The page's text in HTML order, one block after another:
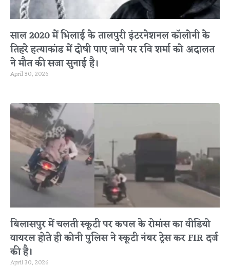
साल 2020 में भिलाई के तालपुरी इंटरनेशनल कॉलोनी के
तिहरे हत्याकांड में दोषी पाए जाने पर रवि शर्मा को अदालत
ने मौत की सजा सुनाई है।
April 30, 2026
बिलासपुर में चलती स्कूटी पर कपल के रोमांस का वीडियो
वायरल होते ही कोनी पुलिस ने स्कूटी नंबर ट्रेस कर FIR दर्ज
की है।
April 30, 2026